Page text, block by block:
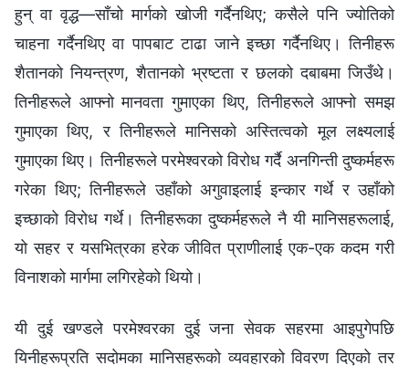
हुन् वा वृद्ध—साँचो मार्गको खोजी गर्दैनथिए; कसैले पनि ज्योतिको
चाहना गर्दैनथिए वा पापबाट टाढा जाने इच्‍छा गर्दैनथिए। तिनीहरू
शैतानको नियन्त्रण, शैतानको भ्रष्टता र छलको दबाबमा जिउँथे।
तिनीहरूले आफ्‍नो मानवता गुमाएका थिए, तिनीहरूले आफ्‍नो समझ
गुमाएका थिए, र तिनीहरूले मानिसको अस्तित्वको मूल लक्ष्यलाई
गुमाएका थिए। तिनीहरूले परमेश्‍वरको विरोध गर्दै अनगिन्ती दुष्कर्महरू
गरेका थिए; तिनीहरूले उहाँको अगुवाइलाई इन्कार गर्थे र उहाँको
इच्‍छाको विरोध गर्थे। तिनीहरूका दुष्कर्महरूले नै यी मानिसहरूलाई,
यो सहर र यसभित्रका हरेक जीवित प्राणीलाई एक-एक कदम गरी
विनाशको मार्गमा लगिरहेको थियो।
यी दुई खण्डले परमेश्‍वरका दुई जना सेवक सहरमा आइपुगेपछि
यिनीहरूप्रति सदोमका मानिसहरूको व्यवहारको विवरण दिएको तर